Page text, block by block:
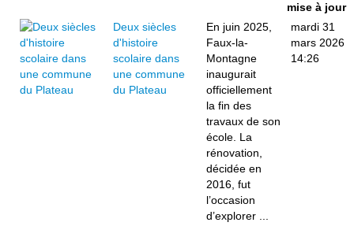
mise à jour
Deux siècles
d'histoire
scolaire dans
une commune
du Plateau
En juin 2025,
Faux-la-
Montagne
inaugurait
officiellement
la fin des
travaux de son
école. La
rénovation,
décidée en
2016, fut
l’occasion
d’explorer ...
mardi 31
mars 2026
14:26